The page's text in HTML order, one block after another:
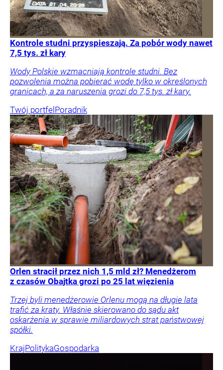
Kontrole studni przyspieszają. Za pobór wody nawet
7,5 tys. zł kary
Wody Polskie wzmacniają kontrole studni. Bez
pozwolenia można pobierać wodę tylko w określonych
granicach, a za naruszenia grozi do 7,5 tys. zł kary.
Twój portfel Poradnik
Orlen stracił przez nich 1,5 mld zł? Menedżerom
z czasów Obajtka grozi po 25 lat więzienia
Trzej byli menedżerowie Orlenu mogą na długie lata
trafić za kraty. Właśnie skierowano do sądu akt
oskarżenia w sprawie miliardowych strat państwowej
spółki.
KrajPolitykaGospodarka